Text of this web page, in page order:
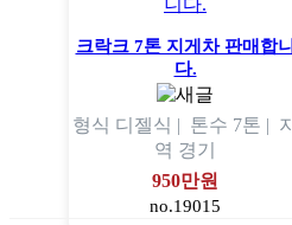
크락크 7톤 지게차 판매합니
다.
형식 디젤식 | 톤수 7톤 | 지
역 경기
950만원
no.19015